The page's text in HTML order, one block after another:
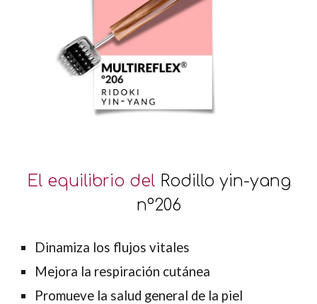
El equilibrio del Rodillo yin-yang
nº206
Dinamiza los flujos vitales
Mejora la respiración cutánea
Promueve la salud general de la piel